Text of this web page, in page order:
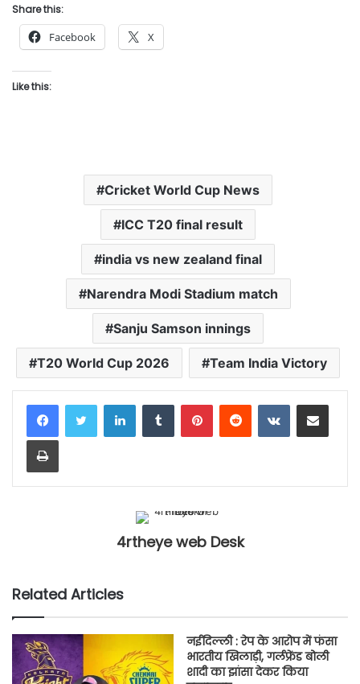
Share this:
Facebook X
Like this:
Cricket World Cup News
ICC T20 final result
india vs new zealand final
Narendra Modi Stadium match
Sanju Samson innings
T20 World Cup 2026 Team India Victory
LinkedInTumblr PinterestReddit VKontakteShare via Email
Print
4rtheye web Desk
Related Articles
नईदिल्ली : रेप के आरोप में फंसा
भारतीय खिलाड़ी, गर्लफ्रेंड बोली
शादी का झांसा देकर किया